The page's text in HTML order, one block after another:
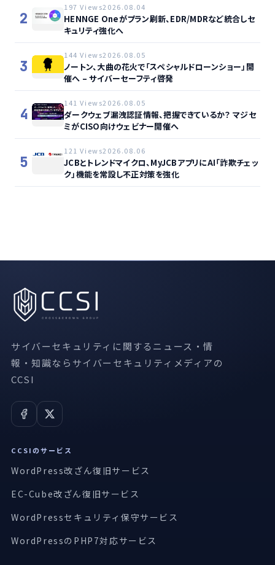
2
197 Views2026.08.04
HENNGE Oneがプラン刷新、EDR/MDRなど統合しセ
キュリティ強化へ
3
144 Views2026.08.05
ノートン、大曲の花火で「スペシャルドローンショー」開
催へ – サイバーセーフティ啓発
4
141 Views2026.08.05
ダークウェブ漏洩認証情報、把握できているか？ マジセ
ミがCISO向けウェビナー開催へ
5
121 Views2026.08.06
JCBとトレンドマイクロ、MyJCBアプリにAI「詐欺チェッ
ク」機能を常設し不正対策を強化
サイバーセキュリティに関するニュース・情
報・知識ならサイバーセキュリティメディアの
CCSI
CCSIのサービス
WordPress改ざん復旧サービス
EC-Cube改ざん復旧サービス
WordPressセキュリティ保守サービス
WordPressのPHP7対応サービス